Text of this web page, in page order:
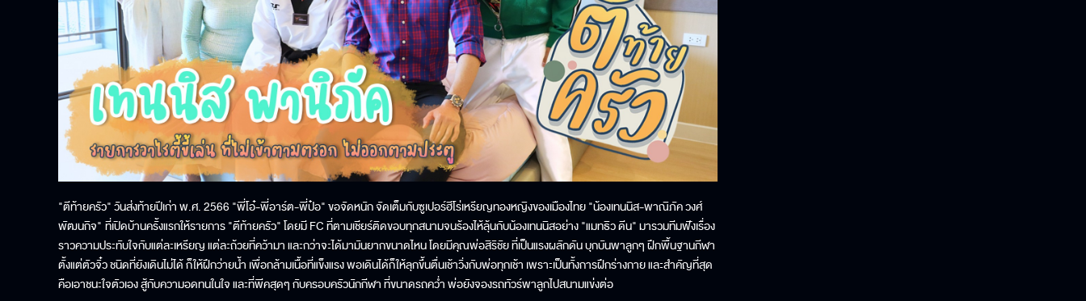
"ตีท้ายครัว" วันส่งท้ายปีเก่า พ.ศ. 2566 "พี่โอ๋-พี่อาร์ต-พี่ป๋อ" ขอจัดหนัก จัดเต็มกับซูเปอร์ฮีโร่เหรียญทองหญิงของเมืองไทย "น้องเทนนิส-พาณิภัค วงศ์
พัฒนกิจ" ที่เปิดบ้านครั้งแรกให้รายการ "ตีท้ายครัว" โดยมี FC ที่ตามเชียร์ติดขอบทุกสนามจนร้องไห้ลุ้นกับน้องเทนนิสอย่าง "แมทธิว ดีน" มารวมทีมฟังเรื่อง
ราวความประทับใจกับแต่ละเหรียญ แต่ละถ้วยที่คว้ามา และกว่าจะได้มามันยากขนาดไหน โดยมีคุณพ่อสิริชัย ที่เป็นแรงผลักดัน บุกบันพาลูกๆ ฝึกพื้นฐานกีฬา
ตั้งแต่ตัวจิ๋ว ชนิดที่ยังเดินไม่ได้ ก็ให้ฝึกว่ายน้ำ เพื่อกล้ามเนื้อที่แข็งแรง พอเดินได้ก็ให้ลุกขึ้นตื่นเช้าวิ่งกับพ่อทุกเช้า เพราะเป็นทั้งการฝึกร่างกาย และสำคัญที่สุด
คือเอาชนะใจตัวเอง สู้กับความอดทนในใจ และที่พีคสุดๆ กับครอบครัวนักกีฬา ที่ขนาดรถคว่ำ พ่อยังจองรถทัวร์พาลูกไปสนามแข่งต่อ